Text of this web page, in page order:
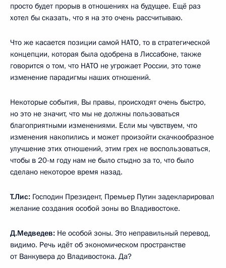
просто будет прорыв в отношениях на будущее. Ещё раз
хотел бы сказать, что я на это очень рассчитываю.
Что же касается позиции самой НАТО, то в стратегической
концепции, которая была одобрена в Лиссабоне, также
говорится о том, что НАТО не угрожает России, это тоже
изменение парадигмы наших отношений.
Некоторые события, Вы правы, происходят очень быстро,
но это не значит, что мы не должны пользоваться
благоприятными изменениями. Если мы чувствуем, что
изменения накопились и может произойти скачкообразное
улучшение этих отношений, этим грех не воспользоваться,
чтобы в 20-м году нам не было стыдно за то, что было
сделано некоторое время назад.
Т.Лис: Господин Президент, Премьер Путин задекларировал
желание создания особой зоны во Владивостоке.
Д.Медведев: Не особой зоны. Это неправильный перевод,
видимо. Речь идёт об экономическом пространстве
от Ванкувера до Владивостока. Да?